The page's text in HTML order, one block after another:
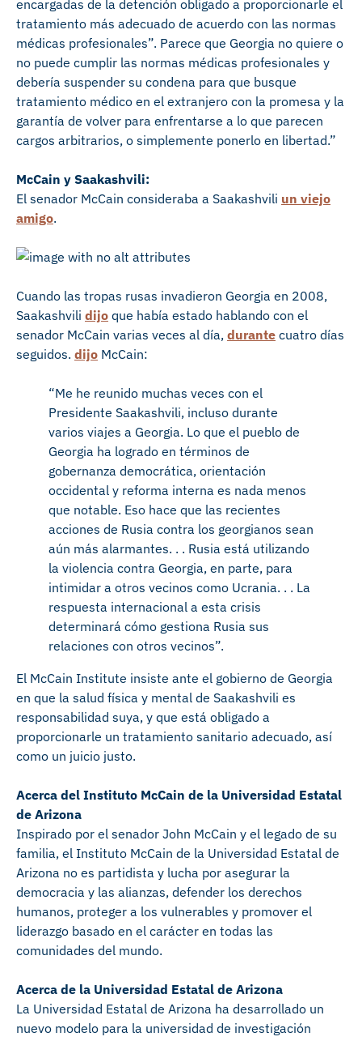
encargadas de la detención obligado a proporcionarle el
tratamiento más adecuado de acuerdo con las normas
médicas profesionales”. Parece que Georgia no quiere o
no puede cumplir las normas médicas profesionales y
debería suspender su condena para que busque
tratamiento médico en el extranjero con la promesa y la
garantía de volver para enfrentarse a lo que parecen
cargos arbitrarios, o simplemente ponerlo en libertad.”
McCain y Saakashvili:
El senador McCain consideraba a Saakashvili un viejo
amigo.
Cuando las tropas rusas invadieron Georgia en 2008,
Saakashvili dijo que había estado hablando con el
senador McCain varias veces al día, durante cuatro días
seguidos. dijo McCain:
“Me he reunido muchas veces con el
Presidente Saakashvili, incluso durante
varios viajes a Georgia. Lo que el pueblo de
Georgia ha logrado en términos de
gobernanza democrática, orientación
occidental y reforma interna es nada menos
que notable. Eso hace que las recientes
acciones de Rusia contra los georgianos sean
aún más alarmantes. . . Rusia está utilizando
la violencia contra Georgia, en parte, para
intimidar a otros vecinos como Ucrania. . . La
respuesta internacional a esta crisis
determinará cómo gestiona Rusia sus
relaciones con otros vecinos”.
El McCain Institute insiste ante el gobierno de Georgia
en que la salud física y mental de Saakashvili es
responsabilidad suya, y que está obligado a
proporcionarle un tratamiento sanitario adecuado, así
como un juicio justo.
Acerca del Instituto McCain de la Universidad Estatal
de Arizona
Inspirado por el senador John McCain y el legado de su
familia, el Instituto McCain de la Universidad Estatal de
Arizona no es partidista y lucha por asegurar la
democracia y las alianzas, defender los derechos
humanos, proteger a los vulnerables y promover el
liderazgo basado en el carácter en todas las
comunidades del mundo.
Acerca de la Universidad Estatal de Arizona
La Universidad Estatal de Arizona ha desarrollado un
nuevo modelo para la universidad de investigación